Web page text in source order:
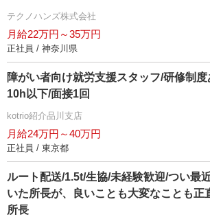
テクノハンズ株式会社
月給22万円～35万円
正社員 / 神奈川県
障がい者向け就労支援スタッフ/研修制
10h以下/面接1回
kotrio紹介品川支店
月給24万円～40万円
正社員 / 東京都
ルート配送/1.5t/生協/未経験歓迎/つい最
いた所長が、良いことも大変なことも正
所長